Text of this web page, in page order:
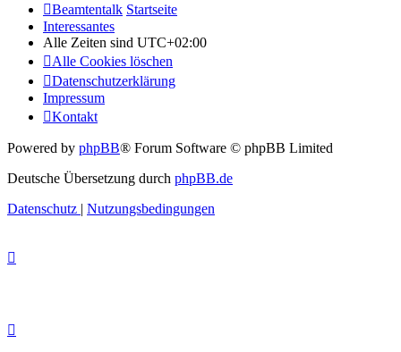
Beamtentalk Startseite
Interessantes
Alle Zeiten sind UTC+02:00
Alle Cookies löschen
Datenschutzerklärung
Impressum
Kontakt
Powered by phpBB® Forum Software © phpBB Limited
Deutsche Übersetzung durch phpBB.de
Datenschutz | Nutzungsbedingungen